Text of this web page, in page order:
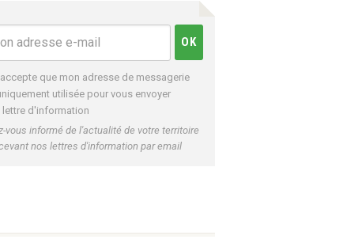
que mon adresse de messagerie
utilisée pour vous envoyer
lettre d'information
vous informé de l'actualité de votre territoire
nos lettres d'information par email